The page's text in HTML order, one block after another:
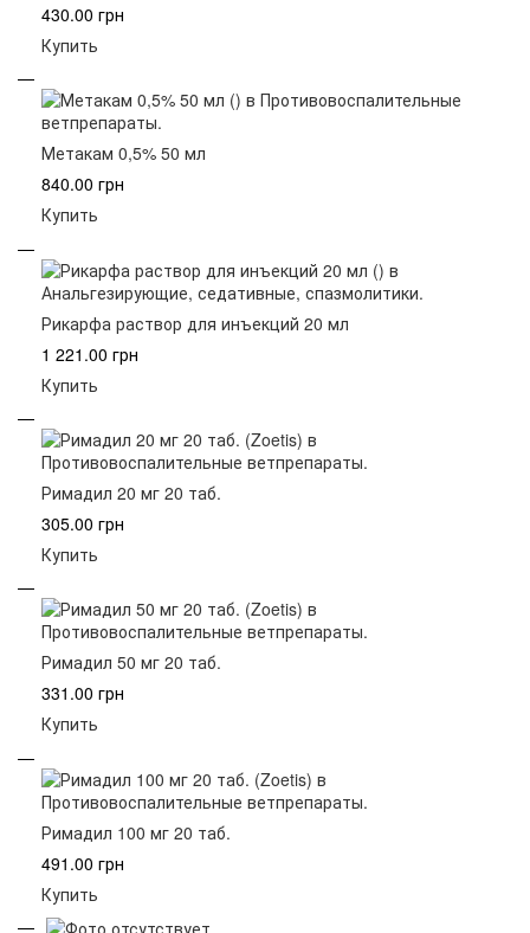
430.00 грн
Купить
Метакам 0,5% 50 мл
840.00 грн
Купить
Рикарфа раствор для инъекций 20 мл
1 221.00 грн
Купить
Римадил 20 мг 20 таб.
305.00 грн
Купить
Римадил 50 мг 20 таб.
331.00 грн
Купить
Римадил 100 мг 20 таб.
491.00 грн
Купить